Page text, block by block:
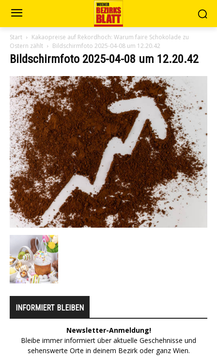
Start
Kakaopreise auf Rekordhoch: Warum faire Schokolade zu
Ostern zählt
Bildschirmfoto 2025-04-08 um 12.20.42
Bildschirmfoto 2025-04-08 um 12.20.42
INFORMIERT BLEIBEN
Newsletter-Anmeldung!
Bleibe immer informiert über aktuelle Geschehnisse und
sehenswerte Orte in deinem Bezirk oder ganz Wien.